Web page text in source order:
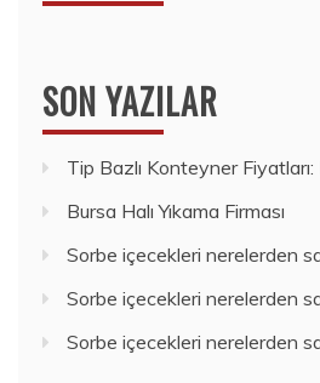
SON YAZILAR
Tip Bazlı Konteyner
Bursa Halı Yıkama Firması
Sorbe içecekleri nerelerden
Sorbe içecekleri nerelerden
Sorbe içecekleri nerelerden